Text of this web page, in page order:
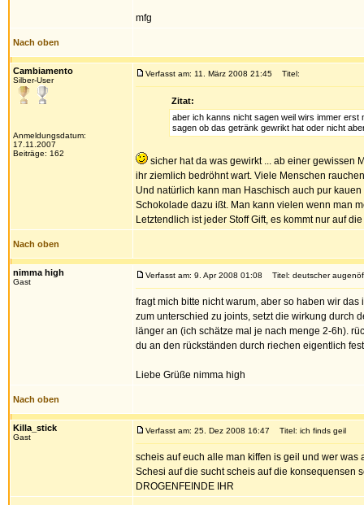
mfg
Nach oben
Cambiamento
Silber-User
Anmeldungsdatum:
17.11.2007
Beiträge: 162
Verfasst am: 11. März 2008 21:45 Titel:
Zitat:
aber ich kanns nicht sagen weil wirs immer erst
sagen ob das getränk gewrikt hat oder nicht
sicher hat da was gewirkt ... ab einer gewissen
ihr ziemlich bedröhnt wart. Viele Menschen
Und natürlich kann man Haschisch auch pur
Schokolade dazu ißt. Man kann vielen wenn man
Letztendlich ist jeder Stoff Gift, es kommt nur auf
Nach oben
nimma high
Gast
Verfasst am: 9. Apr 2008 01:08 Titel: deutscher
fragt mich bitte nicht warum, aber so haben wir
zum unterschied zu joints, setzt die wirkung durch
länger an (ich schätze mal je nach menge 2-6h).
du an den rückständen durch riechen eigentlich
Liebe Grüße nimma high
Nach oben
Killa_stick
Gast
Verfasst am: 25. Dez 2008 16:47 Titel: ich finds geil
scheis auf euch alle man kiffen is geil und wer
Schesi auf die sucht scheis auf die konsequensen
DROGENFEINDE IHR